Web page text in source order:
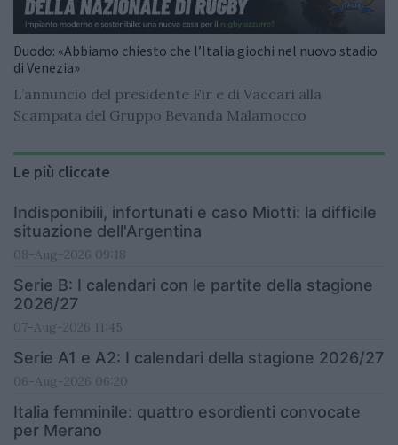
Duodo: «Abbiamo chiesto che l’Italia giochi nel nuovo stadio
di Venezia»
L’annuncio del presidente Fir e di Vaccari alla
Scampata del Gruppo Bevanda Malamocco
Le più cliccate
Indisponibili, infortunati e caso Miotti: la difficile
situazione dell'Argentina
08-Aug-2026 09:18
Serie B: I calendari con le partite della stagione
2026/27
07-Aug-2026 11:45
Serie A1 e A2: I calendari della stagione 2026/27
06-Aug-2026 06:20
Italia femminile: quattro esordienti convocate
per Merano